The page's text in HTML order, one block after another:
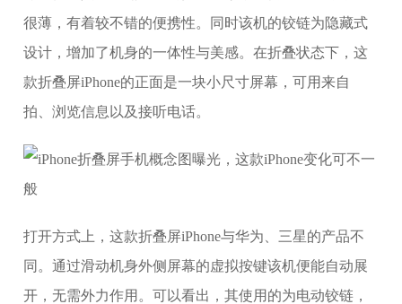
很薄，有着较不错的便携性。同时该机的铰链为隐藏式
设计，增加了机身的一体性与美感。在折叠状态下，这
款折叠屏iPhone的正面是一块小尺寸屏幕，可用来自
拍、浏览信息以及接听电话。
打开方式上，这款折叠屏iPhone与华为、三星的产品不
同。通过滑动机身外侧屏幕的虚拟按键该机便能自动展
开，无需外力作用。可以看出，其使用的为电动铰链，